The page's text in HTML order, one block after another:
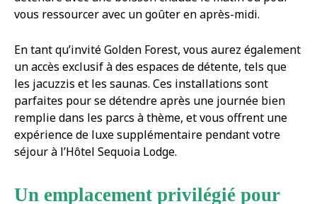
vous ressourcer avec un goûter en après-midi.
En tant qu’invité Golden Forest, vous aurez également
un accès exclusif à des espaces de détente, tels que
les jacuzzis et les saunas. Ces installations sont
parfaites pour se détendre après une journée bien
remplie dans les parcs à thème, et vous offrent une
expérience de luxe supplémentaire pendant votre
séjour à l’Hôtel Sequoia Lodge.
Un emplacement privilégié pour